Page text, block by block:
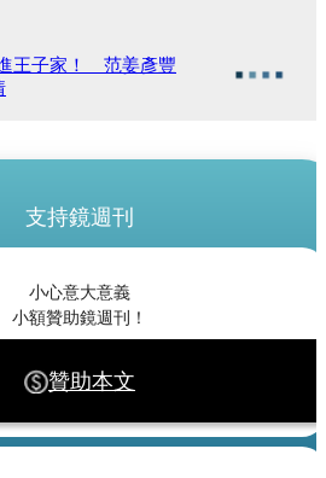
王子家！ 范姜彥豐
支持鏡週刊
小心意大意義
小額贊助鏡週刊！
贊助本文